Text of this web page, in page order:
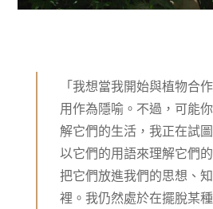
「我想當我開始與植物合
用作為隱喻。不過，可能
解它們的生活，我正在試
以它們的用語來理解它們
把它們放進我們的思想、
裡。我仍然處於在擺脫某